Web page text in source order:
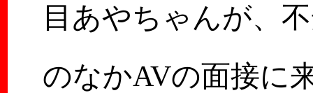
目あやちゃんが、
のなかAVの面接に